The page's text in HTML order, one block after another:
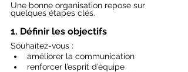
Une bonne organisation repose sur
quelques étapes clés.
1. Définir les objectifs
Souhaitez-vous :
améliorer la communication
renforcer l’esprit d’équipe